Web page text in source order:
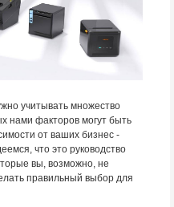
учитывать множество
нами факторов могут быть
от ваших бизнес -
что это руководство
вы, возможно, не
правильный выбор для